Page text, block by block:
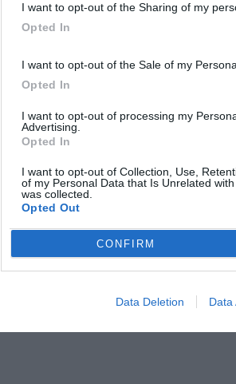
I want to opt-out of the Sharing of my
Opted In
I want to opt-out of the Sale of my
Opted In
I want to opt-out of processing my
Advertising.
Opted In
I want to opt-out of Collection, Use,
of my Personal Data that Is Unrelated
was collected.
Opted Out
CONFIRM
Data Deletion Data